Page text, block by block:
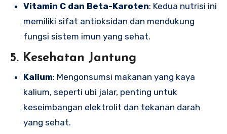
Vitamin C dan Beta-Karoten: Kedua nutrisi ini
memiliki sifat antioksidan dan mendukung
fungsi sistem imun yang sehat.
5. Kesehatan Jantung
Kalium: Mengonsumsi makanan yang kaya
kalium, seperti ubi jalar, penting untuk
keseimbangan elektrolit dan tekanan darah
yang sehat.